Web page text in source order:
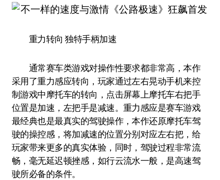
重力转向 独特手柄加速
通常赛车类游戏对操作性要求都非常高，本作
采用了重力感应转向，玩家通过左右晃动手机来控
制游戏中摩托车的转向，点击屏幕上摩托车右把手
位置是加速，左把手是减速。重力感应是赛车游戏
最经典也是最真实的驾驶操作，本作还原摩托车驾
驶的操控感，将加减速的位置分别对应左右把，给
玩家带来更多的真实体验，同时，驾驶过程非常流
畅，毫无延迟顿挫感，如行云流水一般，是高速驾
驶所必备的条件。